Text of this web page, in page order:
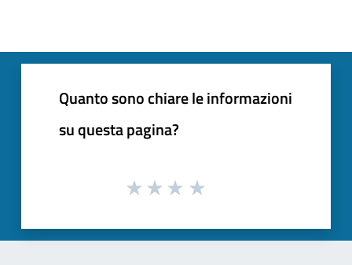
Quanto sono chiare le informazioni
su questa pagina?